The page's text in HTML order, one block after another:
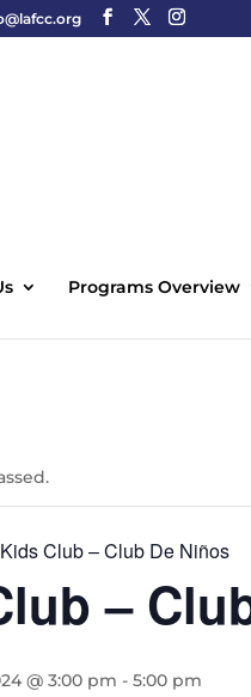
Programs Overview
Kids Club – Club De Niños
–
@ 3:00 pm - 5:00 pm